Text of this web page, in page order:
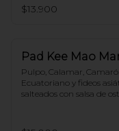
$13.900
Pad Kee Mao
Pulpo, Calamar,
Ecuatoriano y fideos
salteados con salsa de